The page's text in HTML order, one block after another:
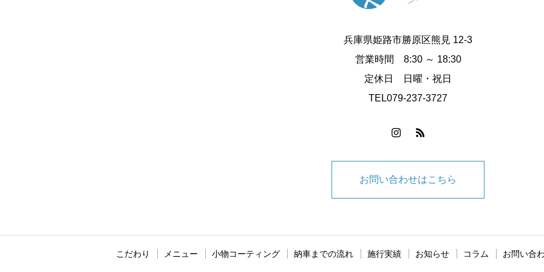
兵庫県姫路市勝原区熊見 12-3
営業時間 8:30 ～ 18:30
定休日 日曜・祝日
TEL079-237-3727
お問い合わせはこちら
こだわり メニュー 小物コーティング 納車までの流れ 施行実績 お知らせ コラム お問い合